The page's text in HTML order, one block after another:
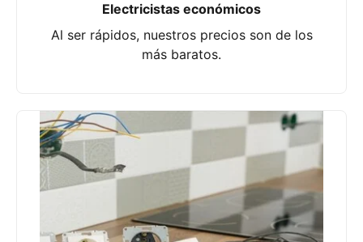
Electricistas económicos
Al ser rápidos, nuestros precios son de los
más baratos.